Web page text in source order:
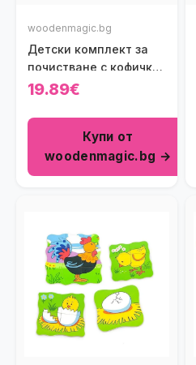
woodenmagic.bg
Детски комплект за
почистване с кофичка
Viga Toys
19.89€
Купи от
woodenmagic.bg →